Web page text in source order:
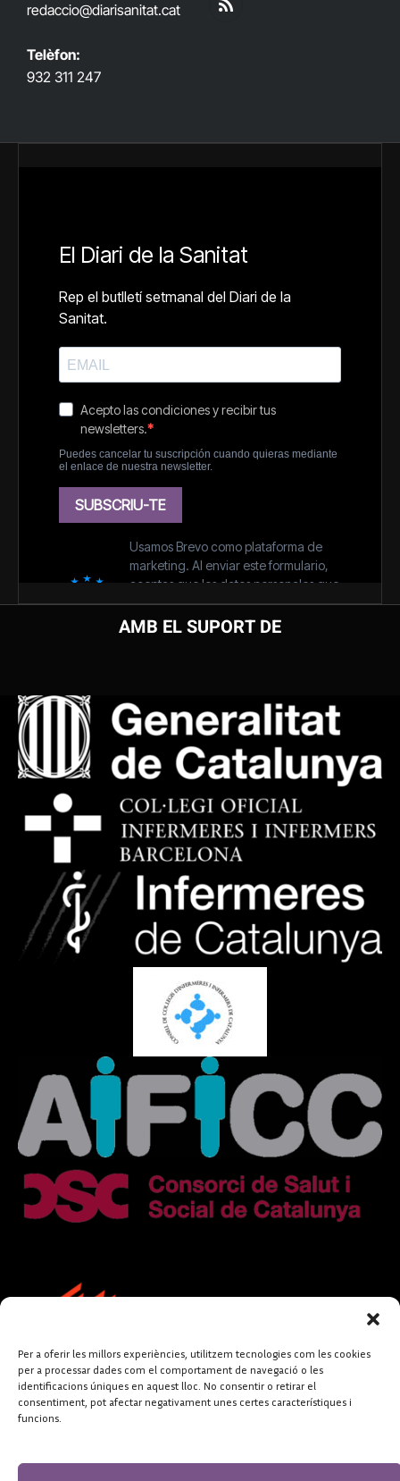
Per a oferir les millors experiències, utilitzem tecnologies com les cookies
per a processar dades com el comportament de navegació o les
identificacions úniques en aquest lloc. No consentir o retirar el
consentiment, pot afectar negativament unes certes característiques i
funcions.
redaccio@diarisanitat.cat
Telèfon:
932 311 247
RSS
AMB EL SUPORT DE
FUNDACIÓ